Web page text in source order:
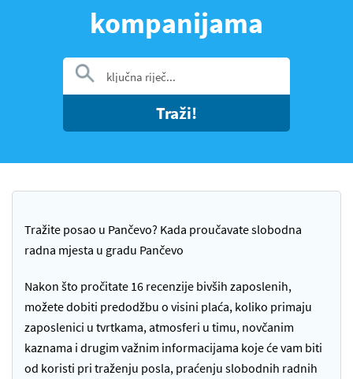
kompanijama
Traži!
Tražite posao u Pančevo? Kada proučavate slobodna
radna mjesta u gradu Pančevo
Nakon što pročitate 16 recenzije bivših zaposlenih,
možete dobiti predodžbu o visini plaća, koliko primaju
zaposlenici u tvrtkama, atmosferi u timu, novčanim
kaznama i drugim važnim informacijama koje će vam biti
od koristi pri traženju posla, praćenju slobodnih radnih